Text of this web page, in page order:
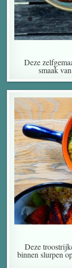
Deze
smaak
Deze
binnen slurpen